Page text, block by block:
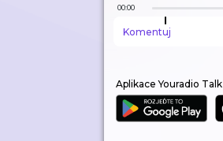
00:00
Komentuj
Aplikace Youradio Talk